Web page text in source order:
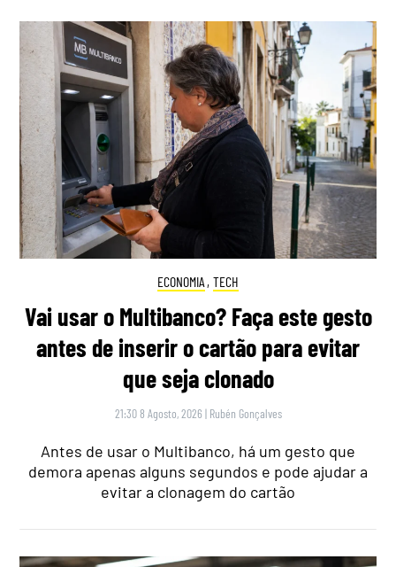
ECONOMIA , TECH
Vai usar o Multibanco? Faça este gesto
antes de inserir o cartão para evitar
que seja clonado
21:30 8 Agosto, 2026 | Rubén Gonçalves
Antes de usar o Multibanco, há um gesto que
demora apenas alguns segundos e pode ajudar a
evitar a clonagem do cartão